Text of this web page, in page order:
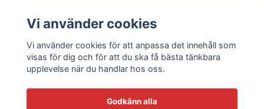
Kundtjänst
Läs mer
Vi använder cookies
Vi använder cookies för att anpassa det innehåll som
visas för dig och för att du ska få bästa tänkbara
upplevelse när du handlar hos oss.
Godkänn alla